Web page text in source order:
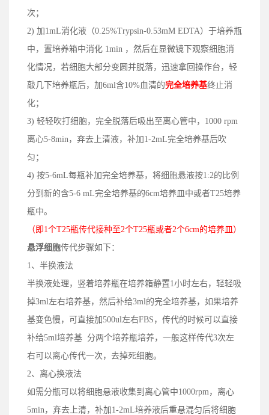
次；
2) 加1mL消化液（0.25%Trypsin-0.53mM EDTA）于培养瓶
中，置培养箱中消化 1min ，然后在显微镜下观察细胞消
化情况，若细胞大部分变圆并脱落，迅速拿回操作台，轻
敲几下培养瓶后，加6ml含10%血清的完全培养基终止消
化；
3) 轻轻吹打细胞，完全脱落后吸出至离心管中，1000 rpm
离心5-8min，弃去上清液，补加1-2mL完全培养基后吹
匀；
4) 按5-6mL每瓶补加完全培养基，将细胞悬液按1:2的比例
分到新的含5-6 mL完全培养基的6cm培养皿中或者T25培养
瓶中。
（即1个T25瓶传代接种至2个T25瓶或者2个6cm的培养皿）
悬浮细胞传代步骤如下：
1、半换液法
半换液处理，竖着培养瓶在培养箱静置1小时左右，轻轻吸
掉3ml左右培养基，然后补给3ml的完全培养基，如果培养
基变色慢，可直接加500ul左右FBS，传代的时候可以直接
补给5ml培养基 分两个培养瓶培养，一般这样传代3次左
右可以离心传代一次，去掉死细胞。
2、离心换液法
如需分瓶可以将细胞悬液收集到离心管中1000rpm，离心
5min，弃去上清，补加1-2mL培养液后重悬混匀后将细胞